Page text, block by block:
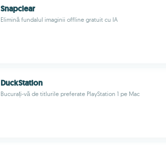
Snapclear
Elimină fundalul imaginii offline gratuit cu IA
DuckStation
Bucurați-vă de titlurile preferate PlayStation 1 pe Mac